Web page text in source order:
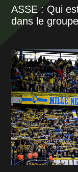
ASSE : Qui
dans le